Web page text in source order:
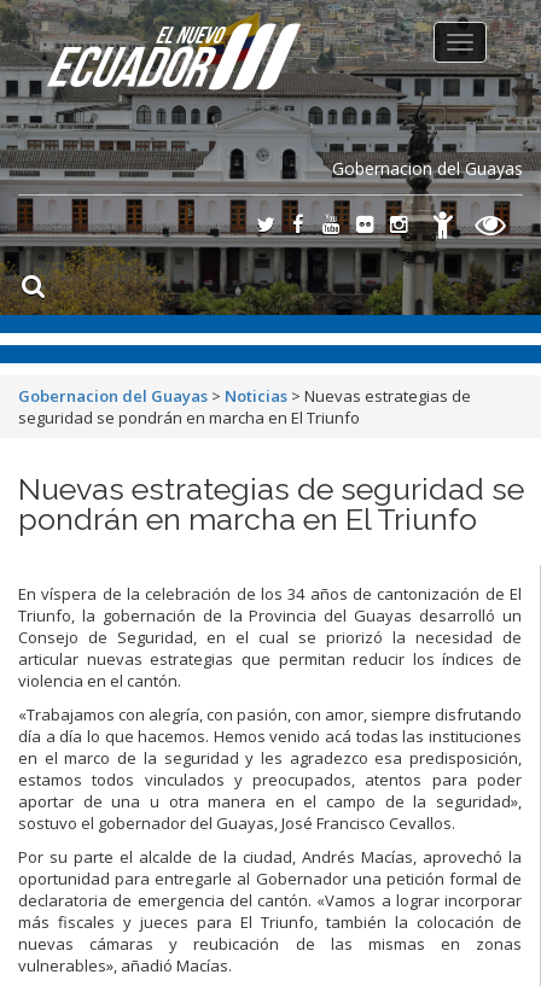
Gobernacion del Guayas
Toggle
navigation
Gobernacion del Guayas > Noticias > Nuevas estrategias de
seguridad se pondrán en marcha en El Triunfo
Nuevas estrategias de seguridad se
pondrán en marcha en El Triunfo
En víspera de la celebración de los 34 años de cantonización de El
Triunfo, la gobernación de la Provincia del Guayas desarrolló un
Consejo de Seguridad, en el cual se priorizó la necesidad de
articular nuevas estrategias que permitan reducir los índices de
violencia en el cantón.
«Trabajamos con alegría, con pasión, con amor, siempre disfrutando
día a día lo que hacemos. Hemos venido acá todas las instituciones
en el marco de la seguridad y les agradezco esa predisposición,
estamos todos vinculados y preocupados, atentos para poder
aportar de una u otra manera en el campo de la seguridad»,
sostuvo el gobernador del Guayas, José Francisco Cevallos.
Por su parte el alcalde de la ciudad, Andrés Macías, aprovechó la
oportunidad para entregarle al Gobernador una petición formal de
declaratoria de emergencia del cantón. «Vamos a lograr incorporar
más fiscales y jueces para El Triunfo, también la colocación de
nuevas cámaras y reubicación de las mismas en zonas
vulnerables», añadió Macías.